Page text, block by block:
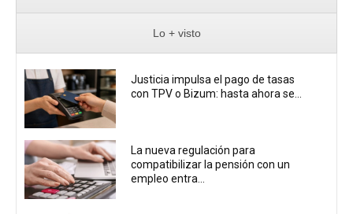
Lo + visto
Justicia impulsa el pago de tasas
con TPV o Bizum: hasta ahora se...
La nueva regulación para
compatibilizar la pensión con un
empleo entra...